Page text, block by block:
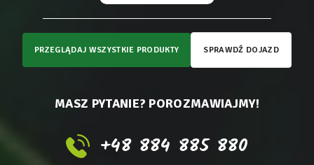
PRZEGLĄDAJ WSZYSTKIE PRODUKTY SPRAWDŹ DOJAZD
MASZ PYTANIE? POROZMAWIAJMY!
+48 884 885 880